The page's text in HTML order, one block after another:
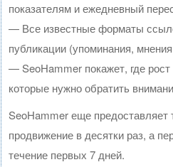
показателям и ежедневный
— Все известные форматы
публикации (упоминания,
— SeoHammer покажет, где
которые нужно обратить
SeoHammer еще предоставляет
продвижение в десятки раз, а
течение первых 7 дней.